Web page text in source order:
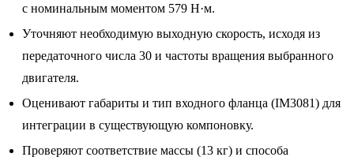
с номинальным моментом 579 Н·м.
Уточняют необходимую выходную скорость, исходя из
передаточного числа 30 и частоты вращения выбранного
двигателя.
Оценивают габариты и тип входного фланца (IM3081) для
интеграции в существующую компоновку.
Проверяют соответствие массы (13 кг) и способа